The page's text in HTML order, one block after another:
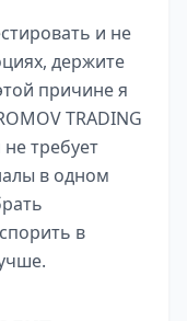
и не
держите
причине я
TRADING
требует
в одном
в